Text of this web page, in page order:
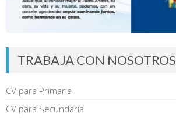
TRABAJA CON NOSOTROS
CV para Primaria
CV para Secundaria